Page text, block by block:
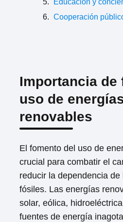
Educación y
Cooperación
Importancia de
uso de
renovables
El fomento del uso de
crucial para combatir el
reducir la dependencia
fósiles. Las energías
solar, eólica,
fuentes de energía